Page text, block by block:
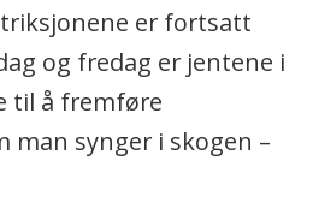
er fortsatt
og fredag er jentene i
til å fremføre
man synger i skogen –